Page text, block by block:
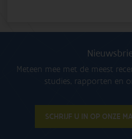
Meteen mee met de meest
studies, rapporten en
SCHRIJF U IN OP ONZE